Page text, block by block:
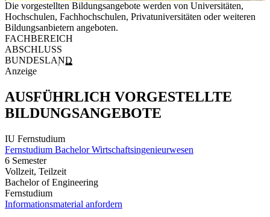
Die vorgestellten Bildungsangebote werden von Universitäten,
Hochschulen, Fachhochschulen, Privatuniversitäten oder weiteren
Bildungsanbietern angeboten.
FACHBEREICH
ABSCHLUSS
BUNDESLAND
Anzeige
AUSFÜHRLICH VORGESTELLTE
BILDUNGSANGEBOTE
IU Fernstudium
Fernstudium Bachelor Wirtschaftsingenieurwesen
6 Semester
Vollzeit, Teilzeit
Bachelor of Engineering
Fernstudium
Informationsmaterial anfordern